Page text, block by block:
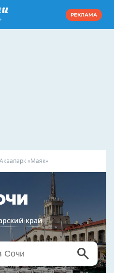
РЕКЛАМА
Аквапарк «Маяк»
край